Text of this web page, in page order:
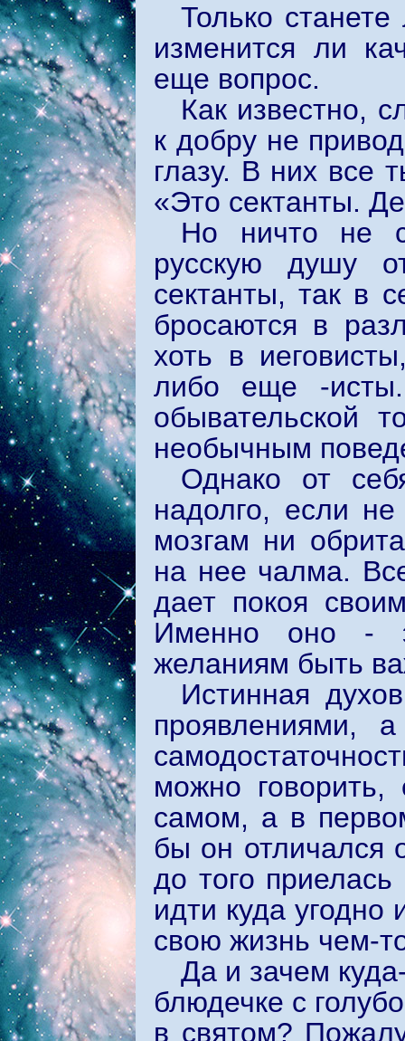
Только
изменится ли
еще вопрос.
Как известно,
к добру не
глазу. В них все
«Это сектанты.
Но ничто не
русскую душу
сектанты, так в
бросаются в
хоть в
либо еще -
обывательской
необычным
Однако от
надолго, если
мозгам ни
на нее чалма.
дает покоя
Именно оно -
желаниям быть
Истинная
проявлениями,
можно
самом, а в
бы он отличался
до того
идти куда угодно
свою жизнь чем-
Да и зачем
блюдечке с
в святом?